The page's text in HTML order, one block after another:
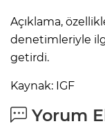
Açıklama,
denetimleriyle
getirdi.
Kaynak: IGF
Yorum